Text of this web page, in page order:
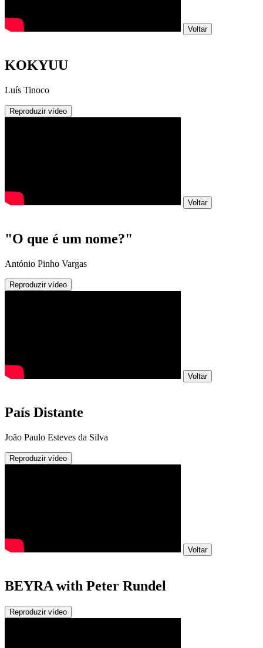
Voltar
KOKYUU
Luís Tinoco
Reproduzir vídeo
Voltar
"O que é um nome?"
António Pinho Vargas
Reproduzir vídeo
Voltar
País Distante
João Paulo Esteves da Silva
Reproduzir vídeo
Voltar
BEYRA with Peter Rundel
Reproduzir vídeo